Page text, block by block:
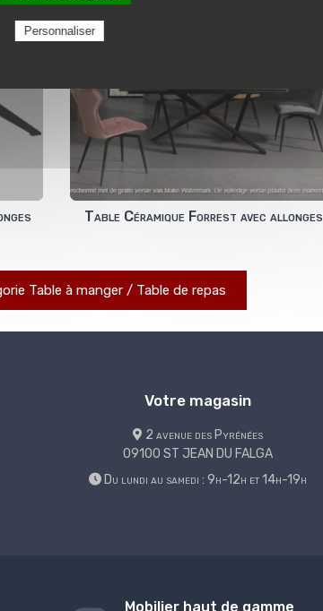
Table Céramique Forrest avec allonges
Table à manger / Table de repas
Votre magasin
2 avenue des Pyrénées
09100 ST JEAN DU FALGA
Du lundi au samedi : 9h-12h et 14h-19h
Mobilier haut de gamme
Personnaliser